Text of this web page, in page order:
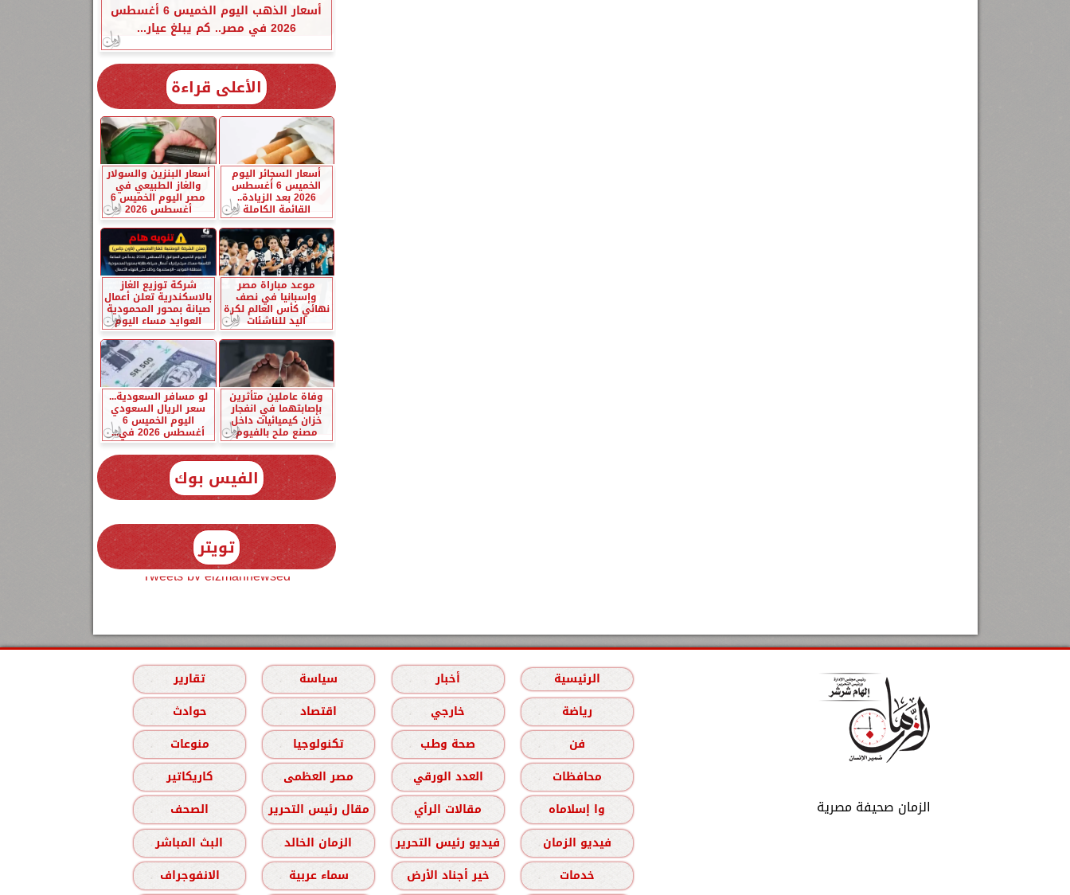
أسعار الذهب اليوم الخميس 6 أغسطس
2026 في مصر.. كم يبلغ عيار...
الأعلى قراءة
أسعار السجائر اليوم
الخميس 6 أغسطس
2026 بعد الزيادة..
القائمة الكاملة
أسعار البنزين والسولار
والغاز الطبيعي في
مصر اليوم الخميس 6
أغسطس 2026
موعد مباراة مصر
وإسبانيا في نصف
نهائي كأس العالم لكرة
اليد للناشئات
شركة توزيع الغاز
بالاسكندرية تعلن أعمال
صيانة بمحور المحمودية
العوايد مساء اليوم
وفاة عاملين متأثرين
بإصابتهما في انفجار
خزان كيميائيات داخل
مصنع ملح بالفيوم
لو مسافر السعودية...
سعر الريال السعودي
اليوم الخميس 6
أغسطس 2026 في...
الفيس بوك
تويتر
Tweets by elzmannewseg
الزمان صحيفة مصرية
الرئيسية أخبار سياسة
تقارير
رياضة
خارجي اقتصاد
حوادث
فن
صحة وطب تكنولوجيا
منوعات
محافظات
العدد الورقي مصر العظمى
كاريكاتير
وا إسلاماه
مقالات الرأي مقال رئيس التحرير
الصحف
فيديو الزمان
فيديو رئيس التحرير الزمان الخالد
البث المباشر
خدمات
خير أجناد الأرض سماء عربية الانفوجراف